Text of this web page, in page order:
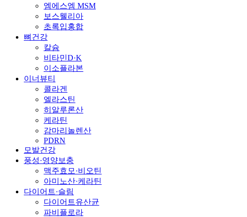
엠에스엠 MSM
보스웰리아
초록입홍합
뼈건강
칼슘
비타민D·K
이소플라본
이너뷰티
콜라겐
엘라스틴
히알루론산
케라틴
감마리놀렌산
PDRN
모발건강
풍성·영양보충
맥주효모·비오틴
아미노산·케라틴
다이어트·슬림
다이어트유산균
파비플로라